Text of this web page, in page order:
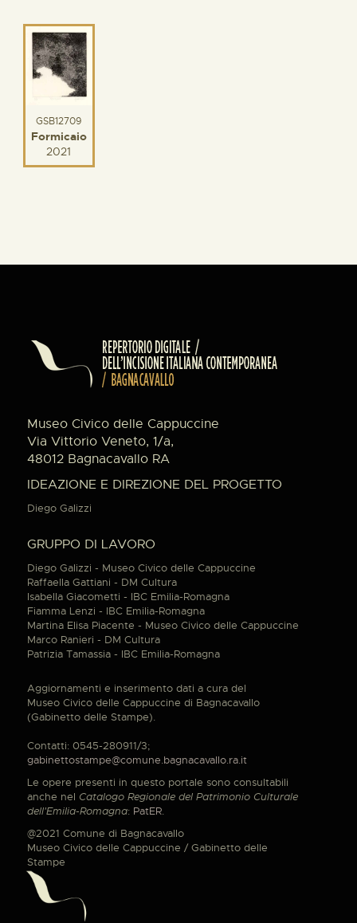
GSB12709
Formicaio
2021
Museo Civico delle Cappuccine
Via Vittorio Veneto, 1/a,
48012 Bagnacavallo RA
IDEAZIONE E DIREZIONE DEL PROGETTO
Diego Galizzi
GRUPPO DI LAVORO
Diego Galizzi - Museo Civico delle Cappuccine
Raffaella Gattiani - DM Cultura
Isabella Giacometti - IBC Emilia-Romagna
Fiamma Lenzi - IBC Emilia-Romagna
Martina Elisa Piacente - Museo Civico delle Cappuccine
Marco Ranieri - DM Cultura
Patrizia Tamassia - IBC Emilia-Romagna
Aggiornamenti e inserimento dati a cura del
Museo Civico delle Cappuccine di Bagnacavallo
(Gabinetto delle Stampe).
Contatti: 0545-280911/3;
gabinettostampe@comune.bagnacavallo.ra.it
Le opere presenti in questo portale sono consultabili
anche nel Catalogo Regionale del Patrimonio Culturale
dell'Emilia-Romagna: PatER.
@2021 Comune di Bagnacavallo
Museo Civico delle Cappuccine / Gabinetto delle
Stampe